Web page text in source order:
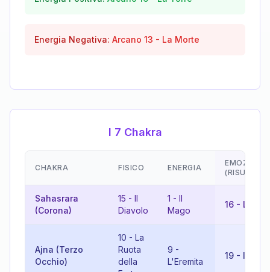
Energia Negativa: Arcano 13 - La Morte
I 7 Chakra
CHAKRA FISICO ENERGIA
EMOZIONI
Sahasrara
(Corona)
15 - Il
Diavolo
1 - Il
Mago
16 - La
Ajna (Terzo
Occhio)
10 - La
Ruota
della
9 -
L'Eremita
19 - Il Sole